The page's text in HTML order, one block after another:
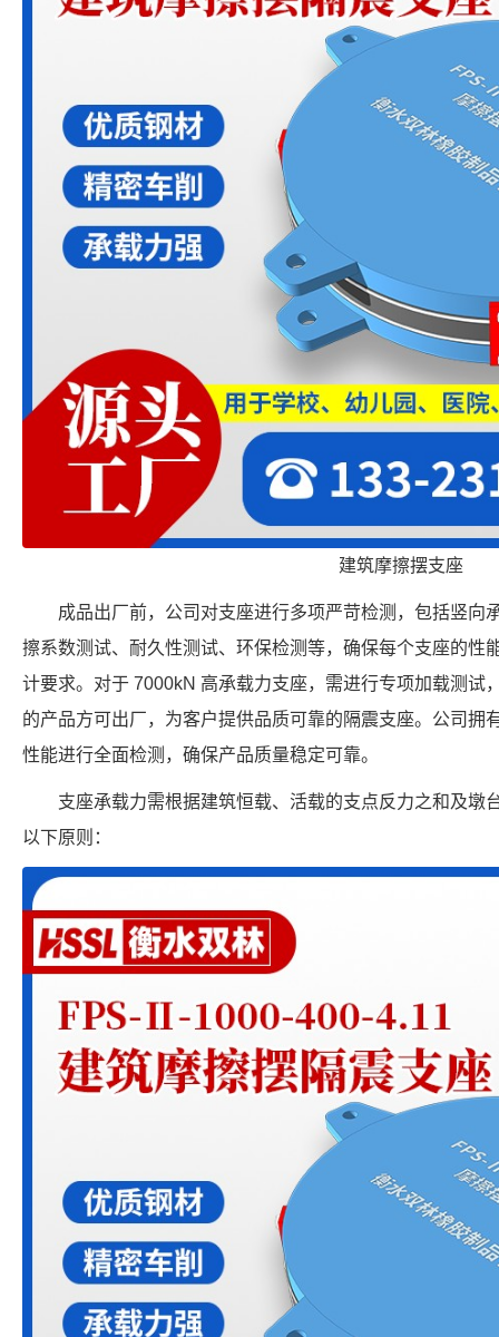
建筑摩擦摆支座
成品出厂前，公司对支座进行多项严苛检测，包括竖向
擦系数测试、耐久性测试、环保检测等，确保每个支座的性
计要求。对于 7000kN 高承载力支座，需进行专项加载测试
的产品方可出厂，为客户提供品质可靠的隔震支座。公司拥
性能进行全面检测，确保产品质量稳定可靠。
支座承载力需根据建筑恒载、活载的支点反力之和及墩
以下原则：